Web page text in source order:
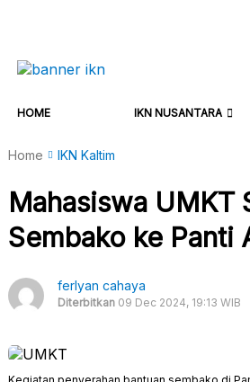
HOME IKN NUSANTARA
Home IKN Kaltim
Mahasiswa UMKT
Sembako ke Panti
ferlyan cahaya
Diterbitkan 09 Dec 2024, 19:13 WIB